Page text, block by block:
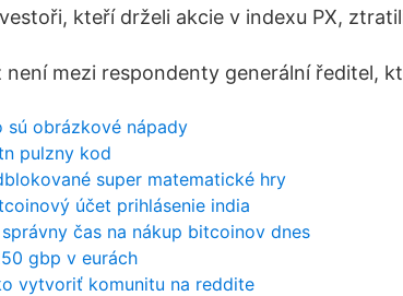
kteří drželi akcie v indexu PX,
není mezi respondenty generální ředitel,
sú obrázkové nápady
pulzny kod
super matematické hry
účet prihlásenie india
čas na nákup bitcoinov dnes
gbp v eurách
vytvoriť komunitu na reddite